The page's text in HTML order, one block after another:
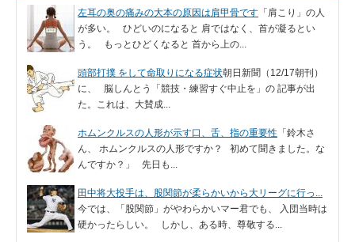
左耳の奥の痛みの大本の原因は肩甲骨です 「肩こり」の人
が多い。 ひどいのになると 肩ではなく、首が凝るとい
う。 もっとひどくなると 首から上の...
頭部打撲 をして命取りになる症状朝日新聞（12/17朝刊）
に、 脳しんとう「競技・練習すぐ中止を」の 記事が出
た。これは、大賛成...
ホムンクルスの人形が示す口、舌、指の重要性 「鈴木さ
ん、 ホムンクルスの人形ですか？ 初めて聞きました。な
んですか？」 先日も...
田中将大投手は、股関節が柔らかいから大リーグに行っ...
今では、「股関節」がやわらかいマー君でも、 入団当時は
硬かったらしい。 しかし、ある時、尊敬する...